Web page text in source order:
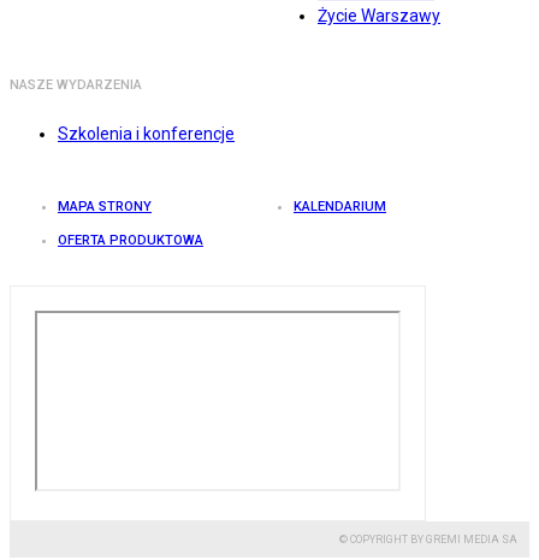
Życie Warszawy
NASZE WYDARZENIA
Szkolenia i konferencje
MAPA STRONY KALENDARIUM
OFERTA PRODUKTOWA
© COPYRIGHT BY GREMI MEDIA SA